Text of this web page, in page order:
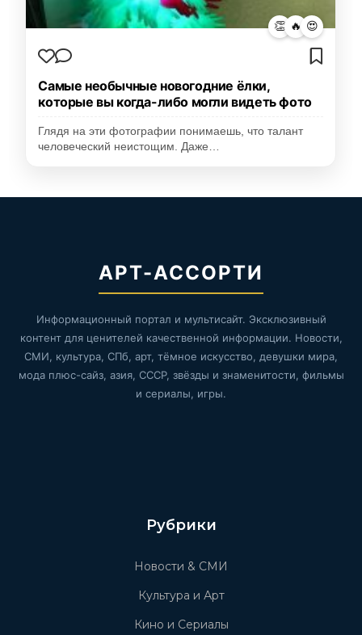
👏 🔥 😍
Самые необычные новогодние ёлки,
которые вы когда-либо могли видеть фото
Глядя на эти фотографии понимаешь, что талант
человеческий неистощим. Даже…
АРТ-АССОРТИ
Информационный портал и мультисайт. Эксклюзивный
контент для ценителей качественной информации. Новости,
СМИ, культура, СПб, арт, тёмное искусство, девушки мира,
мода плюс-сайз, азия, СССР, звёзды и знаменитости, фильмы
и сериалы, игры.
Рубрики
Новости & СМИ
Культура и Арт
Кино и Сериалы